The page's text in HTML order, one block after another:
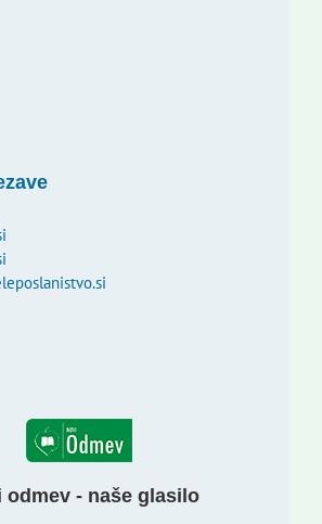
odmev - naše glasilo